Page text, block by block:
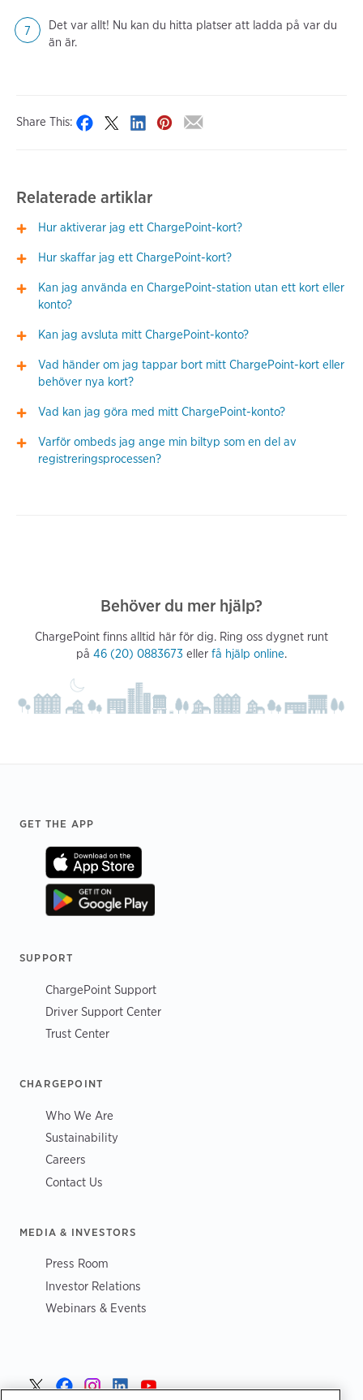
Det var allt! Nu kan du hitta platser att ladda på var du
än är.
Share This:
Relaterade artiklar
Hur aktiverar jag ett ChargePoint-kort?
Hur skaffar jag ett ChargePoint-kort?
Kan jag använda en ChargePoint-station utan ett kort eller
konto?
Kan jag avsluta mitt ChargePoint-konto?
Vad händer om jag tappar bort mitt ChargePoint-kort eller
behöver nya kort?
Vad kan jag göra med mitt ChargePoint-konto?
Varför ombeds jag ange min biltyp som en del av
registreringsprocessen?
Behöver du mer hjälp?
ChargePoint finns alltid här för dig. Ring oss dygnet runt
på 46 (20) 0883673 eller få hjälp online.
Footer
GET THE APP
SUPPORT
ChargePoint Support
Driver Support Center
Trust Center
CHARGEPOINT
Who We Are
Sustainability
Careers
Contact Us
MEDIA & INVESTORS
Press Room
Investor Relations
Webinars & Events